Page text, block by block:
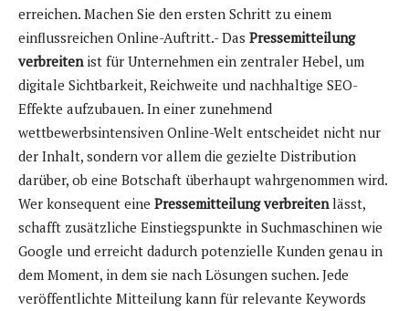
erreichen. Machen Sie den ersten Schritt zu einem
einflussreichen Online-Auftritt.- Das Pressemitteilung
verbreiten ist für Unternehmen ein zentraler Hebel, um
digitale Sichtbarkeit, Reichweite und nachhaltige SEO-
Effekte aufzubauen. In einer zunehmend
wettbewerbsintensiven Online-Welt entscheidet nicht nur
der Inhalt, sondern vor allem die gezielte Distribution
darüber, ob eine Botschaft überhaupt wahrgenommen wird.
Wer konsequent eine Pressemitteilung verbreiten lässt,
schafft zusätzliche Einstiegspunkte in Suchmaschinen wie
Google und erreicht dadurch potenzielle Kunden genau in
dem Moment, in dem sie nach Lösungen suchen. Jede
veröffentlichte Mitteilung kann für relevante Keywords